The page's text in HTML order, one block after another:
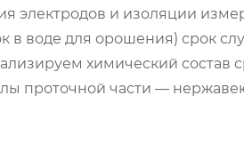
электродов и изоляции
в воде для орошения) срок
химический состав
проточной части —